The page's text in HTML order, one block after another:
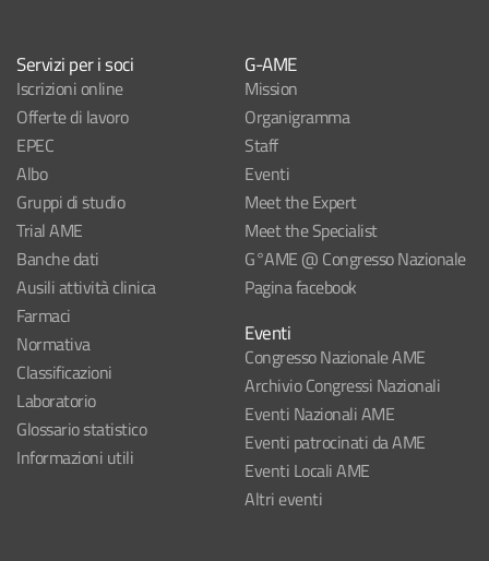
Servizi per i soci
Iscrizioni online
Offerte di lavoro
EPEC
Albo
Gruppi di studio
Trial AME
Banche dati
Ausili attività clinica
Farmaci
Normativa
Classificazioni
Laboratorio
Glossario statistico
Informazioni utili
G-AME
Mission
Organigramma
Staff
Eventi
Meet the Expert
Meet the Specialist
G°AME @ Congresso Nazionale
Pagina facebook
Eventi
Congresso Nazionale AME
Archivio Congressi Nazionali
Eventi Nazionali AME
Eventi patrocinati da AME
Eventi Locali AME
Altri eventi